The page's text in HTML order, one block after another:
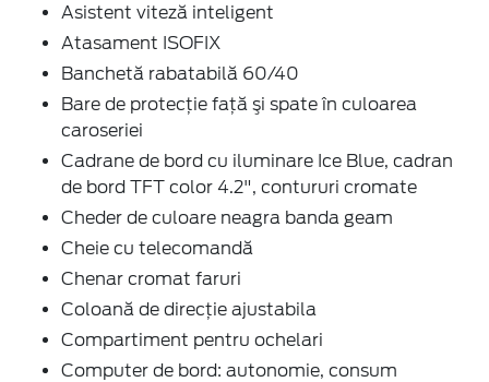
Asistent viteză inteligent
Atasament ISOFIX
Banchetă rabatabilă 60/40
Bare de protecţie faţă şi spate în culoarea
caroseriei
Cadrane de bord cu iluminare Ice Blue, cadran
de bord TFT color 4.2", contururi cromate
Cheder de culoare neagra banda geam
Cheie cu telecomandă
Chenar cromat faruri
Coloană de direcţie ajustabila
Compartiment pentru ochelari
Computer de bord: autonomie, consum